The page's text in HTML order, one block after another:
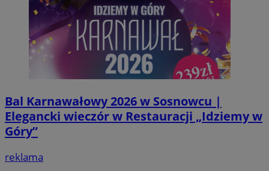
Bal Karnawałowy 2026 w Sosnowcu |
Elegancki wieczór w Restauracji „Idziemy w
Góry”
reklama